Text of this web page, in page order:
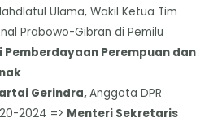
Ulama, Wakil Ketua Tim
Prabowo-Gibran di Pemilu
Pemberdayaan Perempuan dan
Gerindra,Anggota DPR
2024 => Menteri Sekretaris